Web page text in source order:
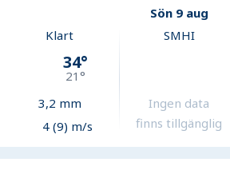
Sön 9 aug
Klart
34°
21°
3,2 mm
4 (9) m/s
SMHI
Ingen data
finns tillgänglig